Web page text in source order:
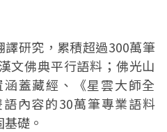
譯研究，累積超過300萬筆
文佛典平行語料；佛光山
蓋藏經、《星雲大師全
內容的30萬筆專業語料
礎。